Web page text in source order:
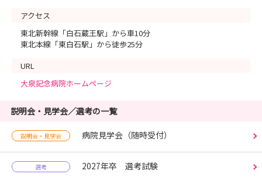
アクセス
東北新幹線「白石蔵王駅」から車10分
東北本線「東白石駅」から徒歩25分
URL
大泉記念病院ホームページ
説明会・見学会／選考の一覧
説明会・見学会 病院見学会（随時受付）
選考 2027年卒 選考試験